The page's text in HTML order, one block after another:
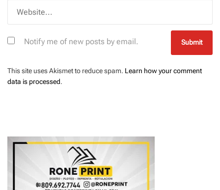
Notify me of new posts by email.
This site uses Akismet to reduce spam. Learn how your comment
data is processed.